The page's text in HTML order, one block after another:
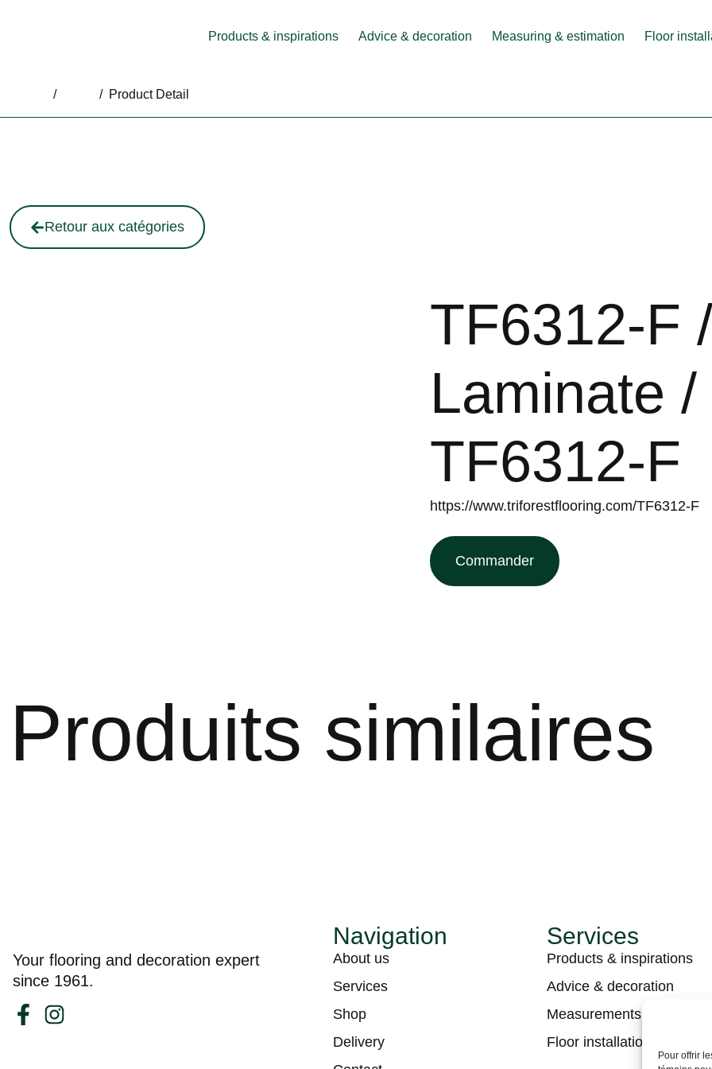
Pour offrir
Products & inspirations Advice & decoration Measuring & estimation Floor
/ / Product Detail
Retour aux catégories
TF6312-F
Laminate
TF6312-F
https://www.triforestflooring.com/TF6312-F
Commander
Produits similaires
Your flooring and decoration expert
since 1961.
Navigation
About us
Services
Shop
Delivery
Services
Products & inspirations
Advice & decoration
Measurements &
Floor installation